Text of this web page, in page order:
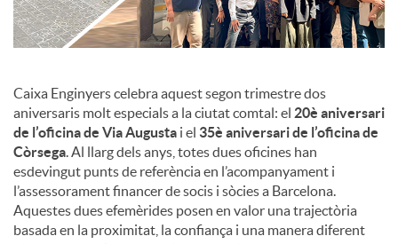
n
t
i
n
Caixa Enginyers celebra aquest segon trimestre dos
aniversaris molt especials a la ciutat comtal: el 20è aniversari
de l’oficina de Via Augusta i el 35è aniversari de l’oficina de
Còrsega. Al llarg dels anys, totes dues oficines han
esdevingut punts de referència en l’acompanyament i
l’assessorament financer de socis i sòcies a Barcelona.
Aquestes dues efemèrides posen en valor una trajectòria
basada en la proximitat, la confiança i una manera diferent